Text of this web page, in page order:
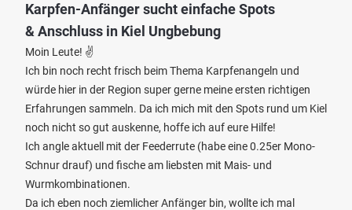
Karpfen-Anfänger sucht einfache Spots
& Anschluss in Kiel Ungbebung
Moin Leute! ✌️
Ich bin noch recht frisch beim Thema Karpfenangeln und
würde hier in der Region super gerne meine ersten richtigen
Erfahrungen sammeln. Da ich mich mit den Spots rund um Kiel
noch nicht so gut auskenne, hoffe ich auf eure Hilfe!
Ich angle aktuell mit der Feederrute (habe eine 0.25er Mono-
Schnur drauf) und fische am liebsten mit Mais- und
Wurmkombinationen.
Da ich eben noch ziemlicher Anfänger bin, wollte ich mal